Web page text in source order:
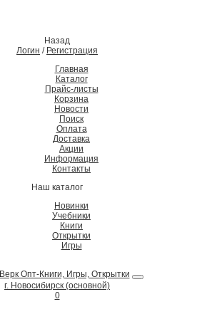
Назад
Логин / Регистрация
Главная
Каталог
Прайс-листы
Корзина
Новости
Поиск
Оплата
Доставка
Акции
Информация
Контакты
Наш каталог
Новинки
Учебники
Книги
Открытки
Игры
г. Новосибирск (основной)
0